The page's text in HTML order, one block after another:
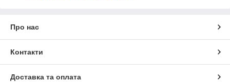
Про нас
Контакти
Доставка та оплата